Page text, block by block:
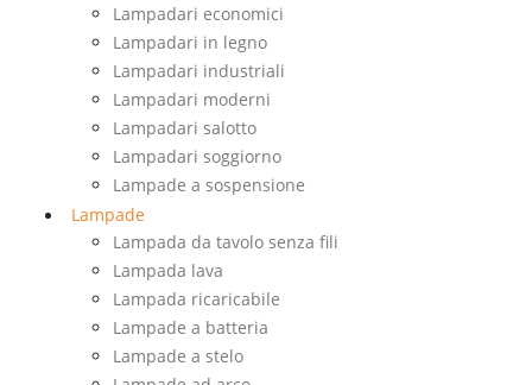
Lampadari economici
Lampadari in legno
Lampadari industriali
Lampadari moderni
Lampadari salotto
Lampadari soggiorno
Lampade a sospensione
Lampade
Lampada da tavolo senza fili
Lampada lava
Lampada ricaricabile
Lampade a batteria
Lampade a stelo